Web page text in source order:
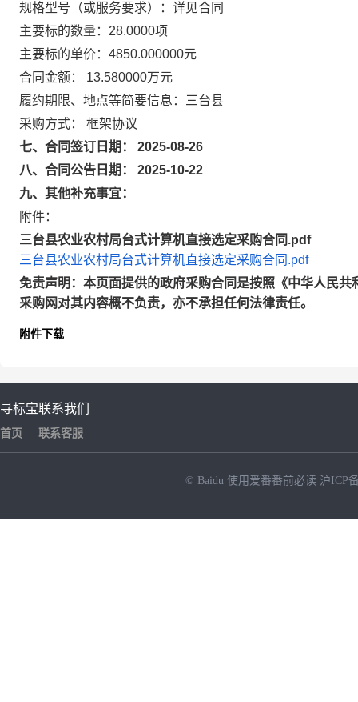
规格型号（或服务要求）：详见合同
主要标的数量：28.0000项
主要标的单价：4850.000000元
合同金额： 13.580000万元
履约期限、地点等简要信息：三台县
采购方式： 框架协议
七、合同签订日期： 2025-08-26
八、合同公告日期： 2025-10-22
九、其他补充事宜：
附件：
三台县农业农村局台式计算机直接选定采购合同.pdf
三台县农业农村局台式计算机直接选定采购合同.pdf
免责声明：本页面提供的政府采购合同是按照《中华人民
采购网对其内容概不负责，亦不承担任何法律责任。
附件下载
寻标宝
首页
联系我们
联系客服
© Baidu 使用爱番番前必读 沪ICP